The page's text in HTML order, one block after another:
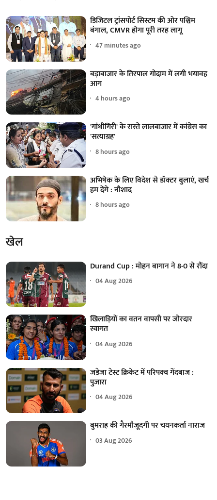
डिजिटल ट्रांसपोर्ट सिस्टम की ओर पश्चिम
बंगाल, CMVR होगा पूरी तरह लागू
47 minutes ago
बड़ाबाजार के तिरपाल गोदाम में लगी भयावह
आग
4 hours ago
'गांधीगिरी' के रास्ते लालबाजार में कांग्रेस का
'सत्याग्रह'
8 hours ago
अभिषेक के लिए विदेश से डॉक्टर बुलाएं, खर्च
हम देंगे : नौशाद
8 hours ago
खेल
Durand Cup : मोहन बागान ने 8-0 से रौंदा
04 Aug 2026
खिलाड़ियों का वतन वापसी पर जोरदार
स्वागत
04 Aug 2026
जडेजा टेस्ट क्रिकेट में परिपक्व गेंदबाज :
पुजारा
04 Aug 2026
बुमराह की गैरमौजूदगी पर चयनकर्ता नाराज
03 Aug 2026